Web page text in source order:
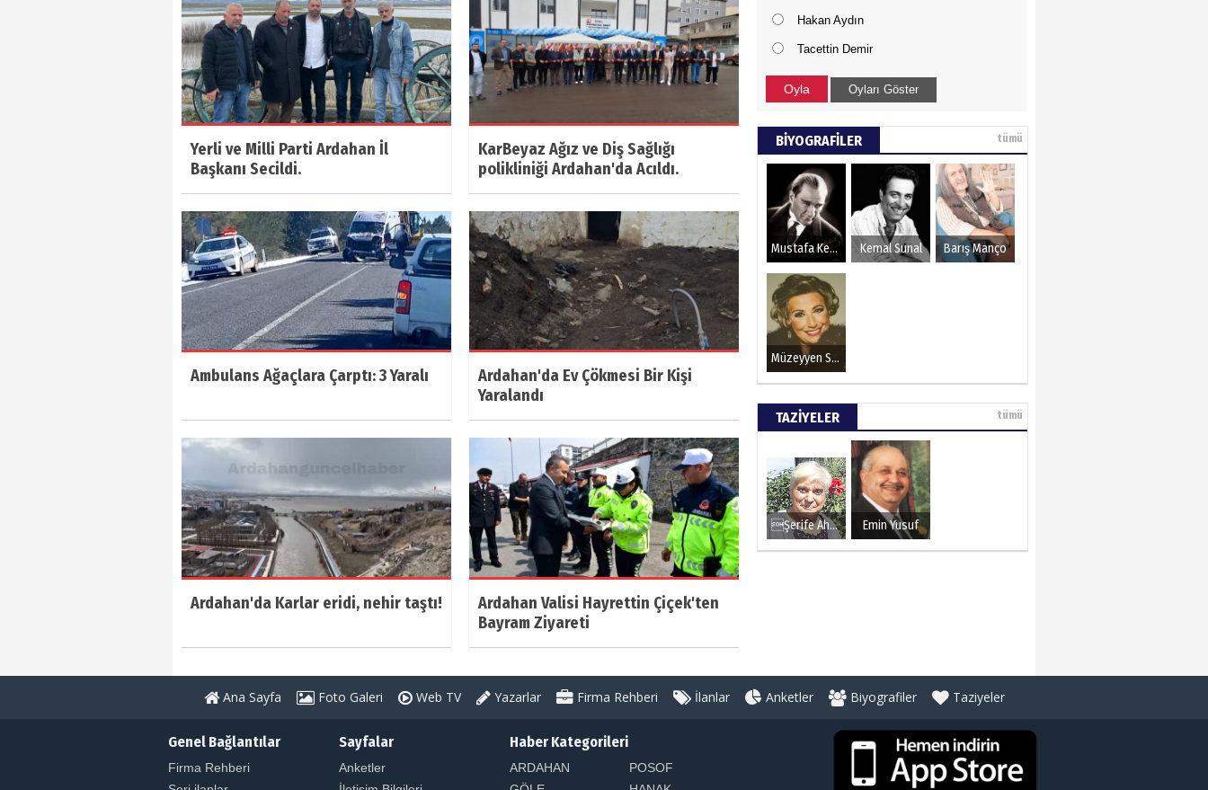
Yerli ve Milli Parti Ardahan İl
Başkanı Secildi.
KarBeyaz Ağız ve Diş Sağlığı
polikliniği Ardahan'da Acıldı.
Ambulans Ağaçlara Çarptı: 3 Yaralı
Ardahan'da Ev Çökmesi Bir Kişi
Yaralandı
Ardahan'da Karlar eridi, nehir taştı!
Ardahan Valisi Hayrettin Çiçek'ten
Bayram Ziyareti
Hakan Aydın
Tacettin Demir
Oyla Oyları Göster
BİYOGRAFİLER tümü
Mustafa Kemal Atatürk Kemal Sunal Barış Manço
Müzeyyen Senar
TAZİYELER tümü
Şerife Ahmet Emin Yusuf
Ana Sayfa Foto Galeri Web TV Yazarlar Firma Rehberi İlanlar Anketler Biyografiler Taziyeler
Genel Bağlantılar
Firma Rehberi
Sayfalar
Anketler
Haber Kategorileri
ARDAHAN
POSOF